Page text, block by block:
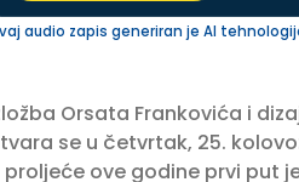
audio zapis generiran je AI
Orsata Frankovića i
se u četvrtak, 25.
proljeće ove godine prvi put